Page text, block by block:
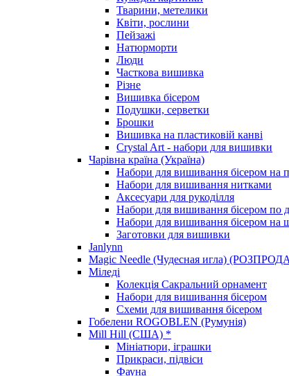
Тварини, метелики
Квіти, рослини
Пейзажі
Натюрморти
Люди
Часткова вишивка
Різне
Вишивка бісером
Подушки, серветки
Брошки
Вишивка на пластиковій канві
Crystal Art - набори для вишивки
Чарівна країна (Україна)
Набори для вишивання бісером на
Набори для вишивання нитками
Аксесуари для рукоділля
Набори для вишивання бісером по
Набори для вишивання бісером на
Заготовки для вишивки
Janlynn
Magic Needle (Чудесная игла)
Міледі
Колекція Сакральний орнамент
Набори для вишивання бісером
Схеми для вишивання бісером
Гобелени ROGOBLEN (Румунія)
Mill Hill (США) *
Мініатюри, іграшки
Прикраси, підвіси
Фауна